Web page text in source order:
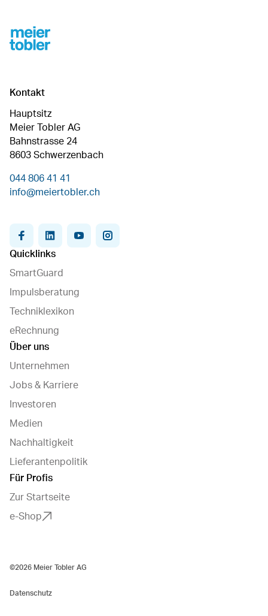
Footer
Kontakt
Hauptsitz
Meier Tobler AG
Bahnstrasse 24
8603 Schwerzenbach
044 806 41 41
info@meiertobler.ch
facebooklinkedin youtubeinstagram
Quicklinks
SmartGuard
Impulsberatung
Techniklexikon
eRechnung
Über uns
Unternehmen
Jobs & Karriere
Investoren
Medien
Nachhaltigkeit
Lieferantenpolitik
Für Profis
Zur Startseite
e-Shop
©2026 Meier Tobler AG
Datenschutz